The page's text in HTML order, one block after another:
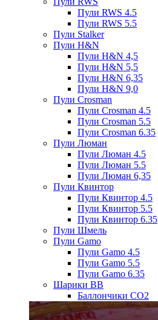
Пули RWS 4.5
Пули RWS 5.5
Пули Stalker
Пули H&N
Пули H&N 4,5
Пули H&N 5,5
Пули H&N 6,35
Пули H&N 9,0
Пули Crosman
Пули Crosman 4.5
Пули Crosman 5.5
Пули Crosman 6.35
Пули Люман
Пули Люман 4.5
Пули Люман 5.5
Пули Люман 6,35
Пули Квинтор
Пули Квинтор 4.5
Пули Квинтор 5.5
Пули Квинтор 6.35
Пули Шмель
Пули Gamo
Пули Gamo 4.5
Пули Gamo 5.5
Пули Gamo 6.35
Шарики BB
Баллончики CO2